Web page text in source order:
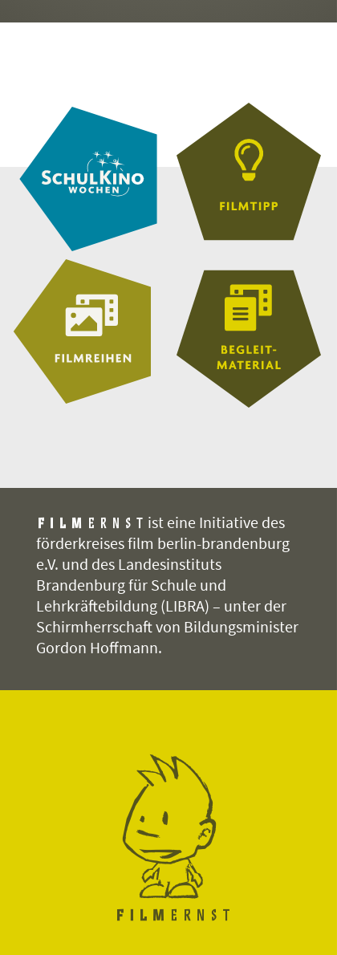
ist eine Initiative des
förderkreises film berlin-brandenburg
e.V. und des Landesinstituts
Brandenburg für Schule und
Lehrkräftebildung (LIBRA) – unter der
Schirmherrschaft von Bildungsminister
Gordon Hoffmann.